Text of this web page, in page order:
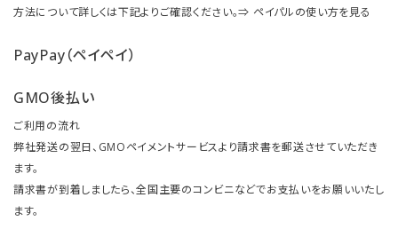
方法について詳しくは下記よりご確認ください。⇒ ペイパルの使い方を見る
PayPay（ペイペイ）
GMO後払い
ご利用の流れ
弊社発送の翌日、GMOペイメントサービスより請求書を郵送させていただき
ます。
請求書が到着しましたら、全国主要のコンビニなどでお支払いをお願いいたし
ます。